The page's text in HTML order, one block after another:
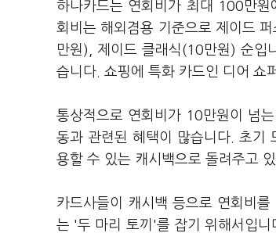
하나카드는 연회비가 최대 100만
회비는 해외겸용 기준으로 제이드
만원), 제이드 클래식(10만원) 순입
습니다. 쇼핑에 특화 카드인 디어 쇼
통상적으로 연회비가 10만원이 넘
동과 관련된 혜택이 많습니다. 초기
용할 수 있는 캐시백으로 돌려주고 있
카드사들이 캐시백 등으로 연회비
는 '두 마리 토끼'를 잡기 위해서입